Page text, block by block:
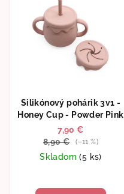
Silikónový pohárik 3v1 -
Honey Cup - Powder Pink
7,90 €
8,90 €
(–11 %)
Skladom(5 ks)
hodnotenie